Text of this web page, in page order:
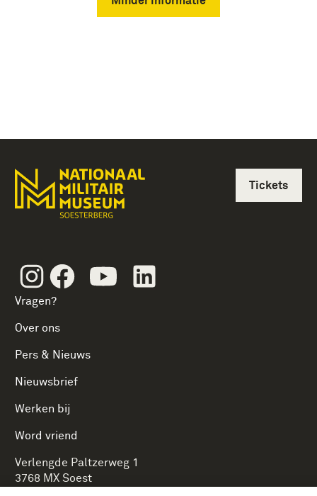
InstagramFacebookYoutube
Vragen?
Over ons
Pers & Nieuws
Nieuwsbrief
Werken bij
Word vriend
Tickets
Verlengde Paltzerweg 1
3768 MX Soest